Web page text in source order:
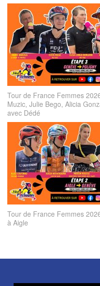
Tour de France Femmes
Muzic, Julie Bego, Alicia
avec Dédé
Tour de France Femmes
à Aigle